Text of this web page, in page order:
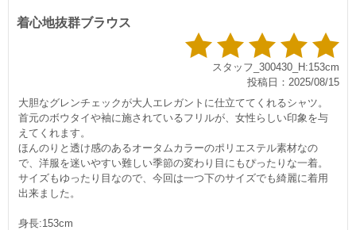
着心地抜群ブラウス
スタッフ_300430_H:153cm
投稿日：2025/08/15
大胆なグレンチェックが大人エレガントに仕立ててくれるシャツ。
首元のボウタイや袖に施されているフリルが、女性らしい印象を与
えてくれます。
ほんのりと透け感のあるオータムカラーのポリエステル素材なの
で、洋服を迷いやすい難しい季節の変わり目にもぴったりな一着。
サイズもゆったり目なので、今回は一つ下のサイズでも綺麗に着用
出来ました。
身長:153cm